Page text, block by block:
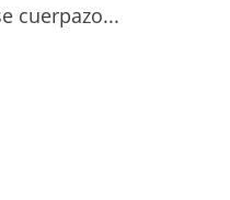
cuerpazo...